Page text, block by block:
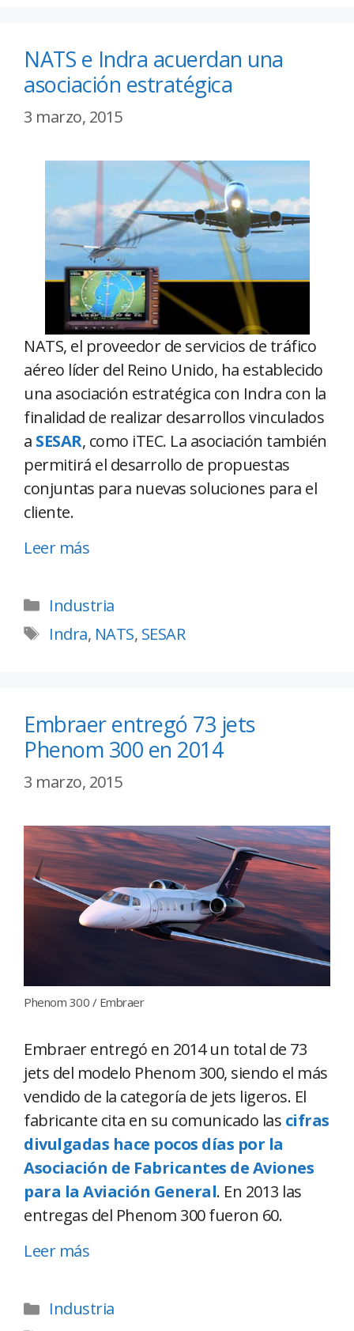
NATS e Indra acuerdan una
asociación estratégica
3 marzo, 2015
NATS, el proveedor de servicios de tráfico
aéreo líder del Reino Unido, ha establecido
una asociación estratégica con Indra con la
finalidad de realizar desarrollos vinculados
a SESAR, como iTEC. La asociación también
permitirá el desarrollo de propuestas
conjuntas para nuevas soluciones para el
cliente.
Leer más
Industria
Indra, NATS, SESAR
Embraer entregó 73 jets
Phenom 300 en 2014
3 marzo, 2015
Phenom 300 / Embraer
Embraer entregó en 2014 un total de 73
jets del modelo Phenom 300, siendo el más
vendido de la categoría de jets ligeros. El
fabricante cita en su comunicado las cifras
divulgadas hace pocos días por la
Asociación de Fabricantes de Aviones
para la Aviación General. En 2013 las
entregas del Phenom 300 fueron 60.
Leer más
Industria